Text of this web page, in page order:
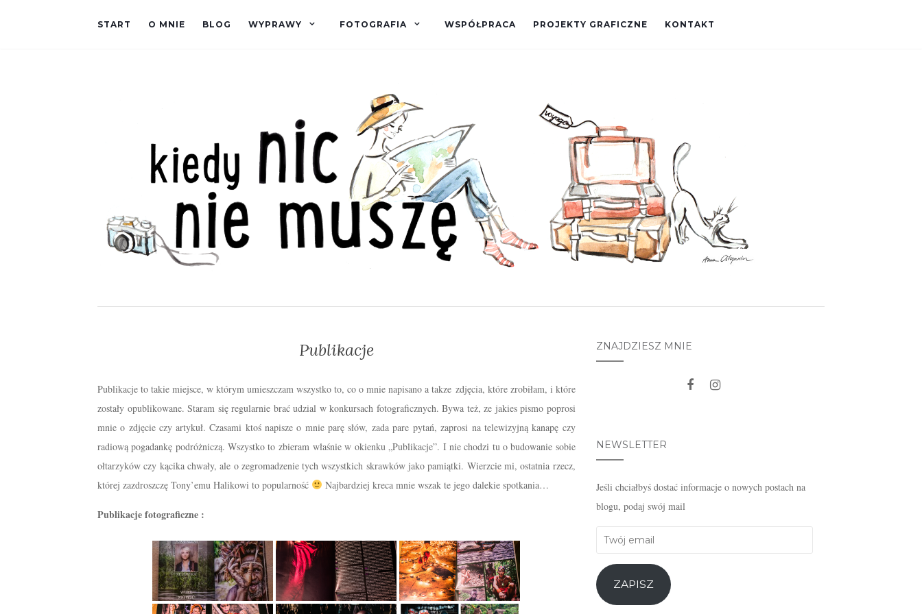
START O MNIE BLOG WYPRAWY FOTOGRAFIA WSPÓŁPRACA PROJEKTY GRAFICZNE KONTAKT
Publikacje
Publikacje to takie miejsce, w którym umieszczam wszystko to, co o mnie napisano a takze zdjęcia, które zrobiłam, i które
zostały opublikowane. Staram się regularnie brać udzial w konkursach fotograficznych. Bywa też, ze jakies pismo poprosi
mnie o zdjęcie czy artykuł. Czasami ktoś napisze o mnie parę słów, zada pare pytań, zaprosi na telewizyjną kanapę czy
radiową pogadankę podróżniczą. Wszystko to zbieram właśnie w okienku „Publikacje”. I nie chodzi tu o budowanie sobie
ołtarzyków czy kącika chwały, ale o zegromadzenie tych wszystkich skrawków jako pamiątki. Wierzcie mi, ostatnia rzecz,
której zazdroszczę Tony’emu Halikowi to popularność
Najbardziej kreca mnie wszak te jego dalekie spotkania…
Publikacje fotograficzne :
ZNAJDZIESZ MNIE
NEWSLETTER
Jeśli chciałbyś dostać informacje o nowych postach na
blogu, podaj swój mail
Twój
ZAPISZ